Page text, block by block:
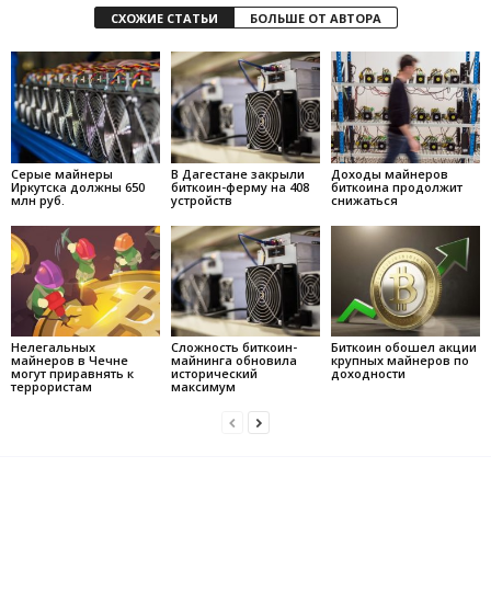
СХОЖИЕ СТАТЬИ БОЛЬШЕ ОТ АВТОРА
Серые майнеры
Иркутска должны 650
млн руб.
В Дагестане закрыли
биткоин-ферму на 408
устройств
Доходы майнеров
биткоина продолжит
снижаться
Нелегальных
майнеров в Чечне
могут приравнять к
террористам
Сложность биткоин-
майнинга обновила
исторический
максимум
Биткоин обошел акции
крупных майнеров по
доходности